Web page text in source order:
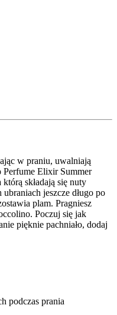
w praniu, uwalniają
Perfume Elixir​ Summer
składają się nuty
jeszcze długo po
plam. Pragniesz
Poczuj się jak
pięknie pachniało, dodaj
podczas prania